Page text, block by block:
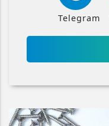
Telegram